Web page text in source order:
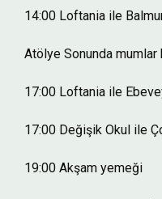
14:00 Loftania ile
Atölye Sonunda mumlar
17:00 Loftania ile
17:00 Değişik Okul ile
19:00 Akşam yemeği